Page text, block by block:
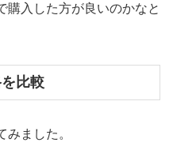
購入した方が良いのかなと
比較
ました。